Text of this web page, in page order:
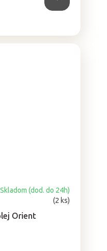
Orient
Skladom (dod. do 24h)
(2 ks)